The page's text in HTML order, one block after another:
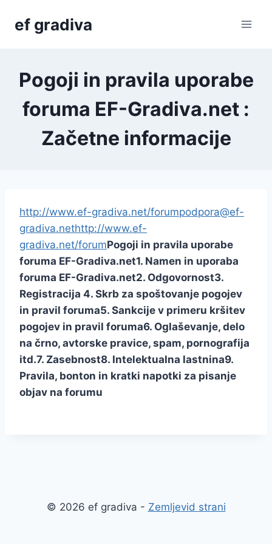
ef gradiva
Pogoji in pravila uporabe
foruma EF-Gradiva.net :
Začetne informacije
http://www.ef-gradiva.net/forumpodpora@ef-
gradiva.nethttp://www.ef-
gradiva.net/forumPogoji in pravila uporabe
foruma EF-Gradiva.net1. Namen in uporaba
foruma EF-Gradiva.net2. Odgovornost3.
Registracija 4. Skrb za spoštovanje pogojev
in pravil foruma5. Sankcije v primeru kršitev
pogojev in pravil foruma6. Oglaševanje, delo
na črno, avtorske pravice, spam, pornografija
itd.7. Zasebnost8. Intelektualna lastnina9.
Pravila, bonton in kratki napotki za pisanje
objav na forumu
© 2026 ef gradiva - Zemljevid strani